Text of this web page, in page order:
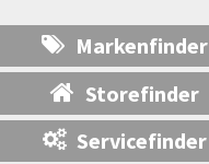
Markenfinder
Storefinder
Servicefinder